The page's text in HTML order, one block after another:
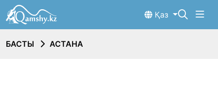
Қаз
БАСТЫ АСТАНА